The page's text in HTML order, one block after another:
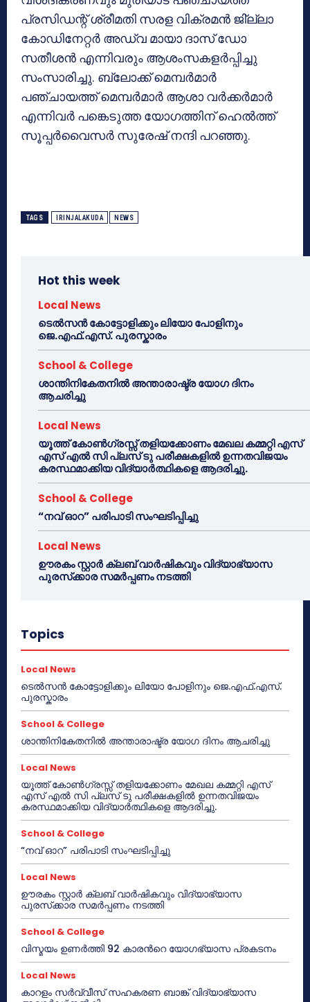
പ്രസിഡന്റ് ശ്രീമതി സരള വിക്രമന്‍ ജി്ല്ലാ
കോഡിനേറ്റര്‍ അഡ്വ മായാ ദാസ് ഡോ
സതീശന്‍ എന്നിവരും ആശംസകളര്‍പ്പിച്ചു
സംസാരിച്ചു. ബ്ലോക്ക് മെമ്പര്‍മാര്‍
പഞ്ചായത്ത് മെമ്പര്‍മാര്‍ ആശാ വര്‍ക്കര്‍മാര്‍
എന്നിവര്‍ പങ്കെടുത്ത യോഗത്തിന് ഹെല്‍ത്ത്
സൂപ്പര്‍വൈസര്‍ സുരേഷ് നന്ദി പറഞ്ഞു.
TAGS IRINJALAKUDA NEWS
Hot this week
Local News
ടെൽസൻ കോട്ടോളിക്കും ലിയോ പോളിനും
ജെ.എഫ്.എസ്. പുരസ്കാരം
School & College
ശാന്തിനികേതനിൽ അന്താരാഷ്ട്ര യോഗ ദിനം
ആചരിച്ചു
Local News
യൂത്ത് കോൺഗ്രസ്സ് തളിയക്കോണം മേഖല കമ്മറ്റി എസ്
എസ് എൽ സി പ്ലസ് ടു പരീക്ഷകളിൽ ഉന്നതവിജയം
കരസ്ഥമാക്കിയ വിദ്യാർത്ഥികളെ ആദരിച്ചു.
School & College
“നവ് ഓറ” പരിപാടി സംഘടിപ്പിച്ചു
Local News
ഊരകം സ്റ്റാർ ക്ലബ് വാർഷികവും വിദ്യാഭ്യാസ
പുരസ്‌ക്കാര സമർപ്പണം നടത്തി
Topics
Local News
ടെൽസൻ കോട്ടോളിക്കും ലിയോ പോളിനും ജെ.എഫ്.എസ്.
പുരസ്കാരം
School & College
ശാന്തിനികേതനിൽ അന്താരാഷ്ട്ര യോഗ ദിനം ആചരിച്ചു
Local News
യൂത്ത് കോൺഗ്രസ്സ് തളിയക്കോണം മേഖല കമ്മറ്റി എസ്
എസ് എൽ സി പ്ലസ് ടു പരീക്ഷകളിൽ ഉന്നതവിജയം
കരസ്ഥമാക്കിയ വിദ്യാർത്ഥികളെ ആദരിച്ചു.
School & College
“നവ് ഓറ” പരിപാടി സംഘടിപ്പിച്ചു
Local News
ഊരകം സ്റ്റാർ ക്ലബ് വാർഷികവും വിദ്യാഭ്യാസ
പുരസ്‌ക്കാര സമർപ്പണം നടത്തി
School & College
വിസ്മയം ഉണർത്തി 92 കാരൻറെ യോഗഭ്യാസ പ്രകടനം
Local News
കാറളം സർവ്വീസ് സഹകരണ ബാങ്ക് വിദ്യാഭ്യാസ